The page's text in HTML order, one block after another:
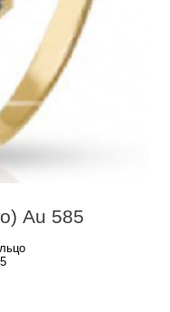
Au 585